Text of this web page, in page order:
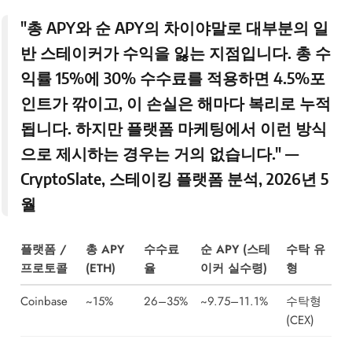
"총 APY와 순 APY의 차이야말로 대부분의 일
반 스테이커가 수익을 잃는 지점입니다. 총 수
익률 15%에 30% 수수료를 적용하면 4.5%포
인트가 깎이고, 이 손실은 해마다 복리로 누적
됩니다. 하지만 플랫폼 마케팅에서 이런 방식
으로 제시하는 경우는 거의 없습니다." —
CryptoSlate, 스테이킹 플랫폼 분석, 2026년 5
월
플랫폼 /
프로토콜
총 APY
(ETH)
수수료
율
순 APY (스테
이커 실수령)
수탁 유
형
Coinbase
~15% 26–35% ~9.75–11.1%
수탁형
(CEX)